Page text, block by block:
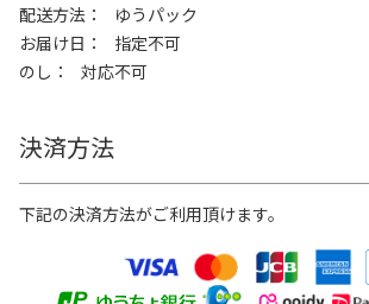
配送方法
ゆうパック
お届け日
指定不可
のし
対応不可
決済方法
下記の決済方法がご利用頂けます。